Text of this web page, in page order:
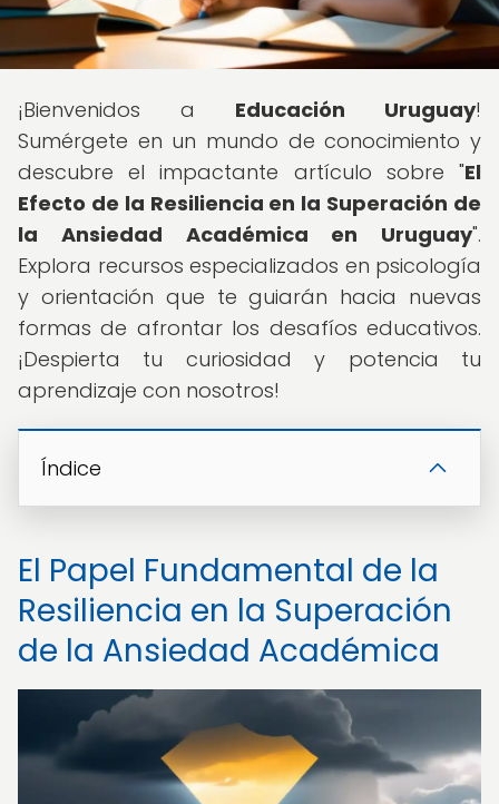
¡Bienvenidos a Educación Uruguay!
Sumérgete en un mundo de conocimiento y
descubre el impactante artículo sobre "El
Efecto de la Resiliencia en la Superación de
la Ansiedad Académica en Uruguay".
Explora recursos especializados en psicología
y orientación que te guiarán hacia nuevas
formas de afrontar los desafíos educativos.
¡Despierta tu curiosidad y potencia tu
aprendizaje con nosotros!
Índice
El Papel Fundamental de la
Resiliencia en la Superación
de la Ansiedad Académica